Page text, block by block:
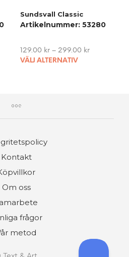
The
options
be
chosen
This
be
chosen
the
product
Sundsvall Classic
Artikelnummer: 53280
129.00 kr– 299.00 kr
VÄLJ ALTERNATIV
Kontakt
Om oss
frågor
metod